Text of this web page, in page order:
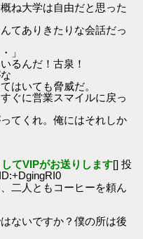
ね大学は自由だと思った
てありきたりな会話だっ
」
るんだ！古泉！
はいても脅威だ。
ぐに営業スマイルに戻っ
てくれ。俺にはそれしか
てVIPがお送りします[] 投
二人ともコーヒーを頼ん
ないですか？僕の所は後